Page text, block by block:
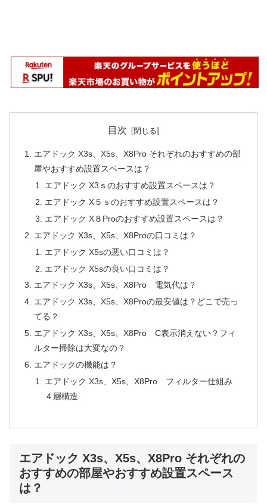
目次
エアドック X3s、X5s、X8Pro それぞれのおすすめの部
屋やおすすめ設置スペースは？
エアドック X3ｓのおすすめ設置スペースは？
エアドック X５ｓのおすすめ設置スペースは？
エアドック X８Proのおすすめ設置スペースは？
エアドック X3s、X5s、X8Proの口コミは？
エアドック X5sの悪い口コミは？
エアドック X5sの良い口コミは？
エアドック X3s、X5s、X8Pro 電気代は？
エアドック X3s、X5s、X8Proの最安値は？どこで売っ
てる？
エアドック X3s、X5s、X8Pro C表示消えない？フィ
ルター掃除は大変なの？
エアドックの機能は？
エアドック X3s、X5s、X8Pro フィルター仕組み
４層構造
エアドック X3s、X5s、X8Pro それぞれの
おすすめの部屋やおすすめ設置スペース
は？